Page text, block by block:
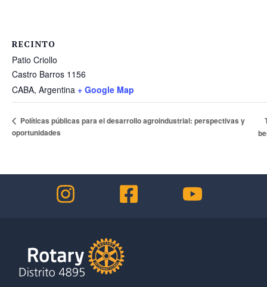
RECINTO
Patio Criollo
Castro Barros 1156
CABA, Argentina + Google Map
Políticas públicas para el desarrollo agroindustrial: perspectivas y
oportunidades